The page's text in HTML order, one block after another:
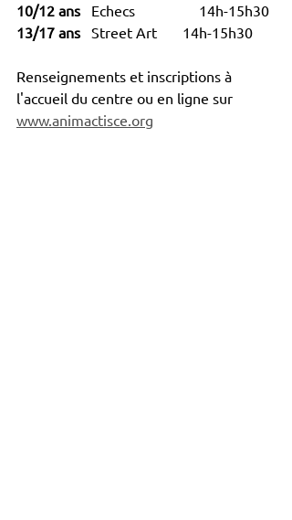
10/12 ans
Echecs		14h-15h30
13/17 ans
   Street Art       14h-15h30
Renseignements et inscriptions à
l'accueil du centre ou en ligne sur
www.animactisce.org